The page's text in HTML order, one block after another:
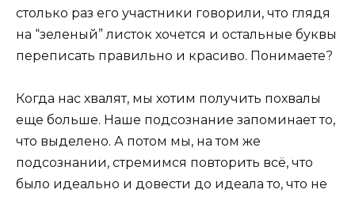
столько раз его участники говорили, что глядя
на “зеленый” листок хочется и остальные буквы
переписать правильно и красиво. Понимаете?
Когда нас хвалят, мы хотим получить похвалы
еще больше. Наше подсознание запоминает то,
что выделено. А потом мы, на том же
подсознании, стремимся повторить всё, что
было идеально и довести до идеала то, что не